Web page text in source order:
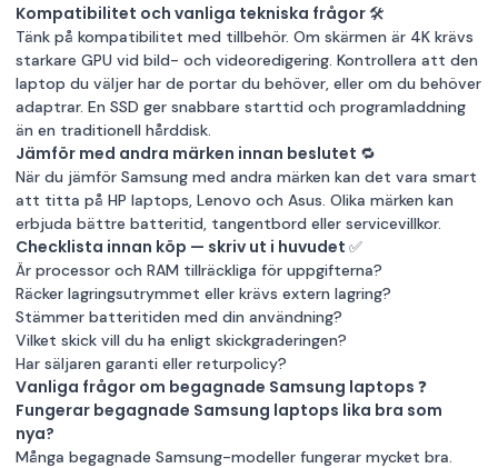
Kompatibilitet och vanliga tekniska frågor 🛠
Tänk på kompatibilitet med tillbehör. Om skärmen är 4K krävs
starkare GPU vid bild- och videoredigering. Kontrollera att den
laptop du väljer har de portar du behöver, eller om du behöver
adaptrar. En SSD ger snabbare starttid och programladdning
än en traditionell hårddisk.
Jämför med andra märken innan beslutet 🔁
När du jämför Samsung med andra märken kan det vara smart
att titta på HP laptops Lenovo och Asus . Olika märken kan
erbjuda bättre batteritid, tangentbord eller servicevillkor.
Checklista innan köp — skriv ut i huvudet ✅
Är processor och RAM tillräckliga för uppgifterna?
Räcker lagringsutrymmet eller krävs extern lagring?
Stämmer batteritiden med din användning?
Vilket skick vill du ha enligt skickgraderingen?
Har säljaren garanti eller returpolicy?
Vanliga frågor om begagnade Samsung laptops ❓
Fungerar begagnade Samsung laptops lika bra som
nya?
Många begagnade Samsung-modeller fungerar mycket bra.